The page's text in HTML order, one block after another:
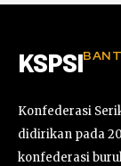
KSPSI
Konfederasi
didirikan pada
konfederasi